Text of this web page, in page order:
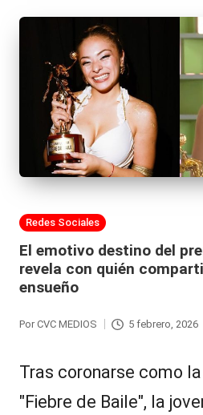
Publicada
Redes Sociales
El emotivo destino del
revela con quién
ensueño
Por CVC MEDIOS 5 febrero, 2026
Tras coronarse como
"Fiebre de Baile", la